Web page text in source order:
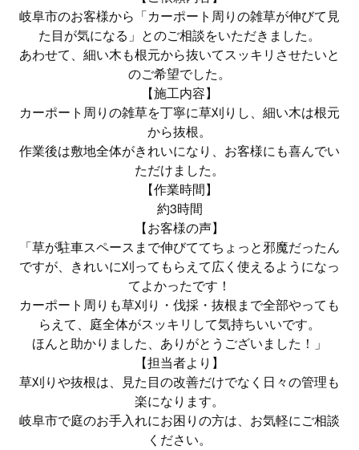
岐阜市のお客様から「カーポート周りの雑草が伸びて見
た目が気になる」とのご相談をいただきました。
あわせて、細い木も根元から抜いてスッキリさせたいと
のご希望でした。
【施工内容】
カーポート周りの雑草を丁寧に草刈りし、細い木は根元
から抜根。
作業後は敷地全体がきれいになり、お客様にも喜んでい
ただけました。
【作業時間】
約3時間
【お客様の声】
「草が駐車スペースまで伸びててちょっと邪魔だったん
ですが、きれいに刈ってもらえて広く使えるようになっ
てよかったです！
カーポート周りも草刈り・伐採・抜根まで全部やっても
らえて、庭全体がスッキリして気持ちいいです。
ほんと助かりました、ありがとうございました！」
【担当者より】
草刈りや抜根は、見た目の改善だけでなく日々の管理も
楽になります。
岐阜市で庭のお手入れにお困りの方は、お気軽にご相談
ください。